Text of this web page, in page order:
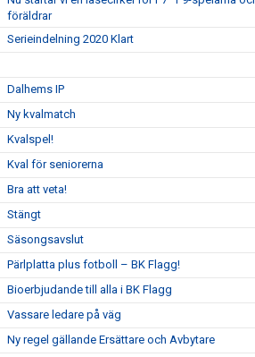
föräldrar
Serieindelning 2020 Klart
Dalhems IP
Ny kvalmatch
Kvalspel!
Kval för seniorerna
Bra att veta!
Stängt
Säsongsavslut
Pärlplatta plus fotboll – BK Flagg!
Bioerbjudande till alla i BK Flagg
Vassare ledare på väg
Ny regel gällande Ersättare och Avbytare